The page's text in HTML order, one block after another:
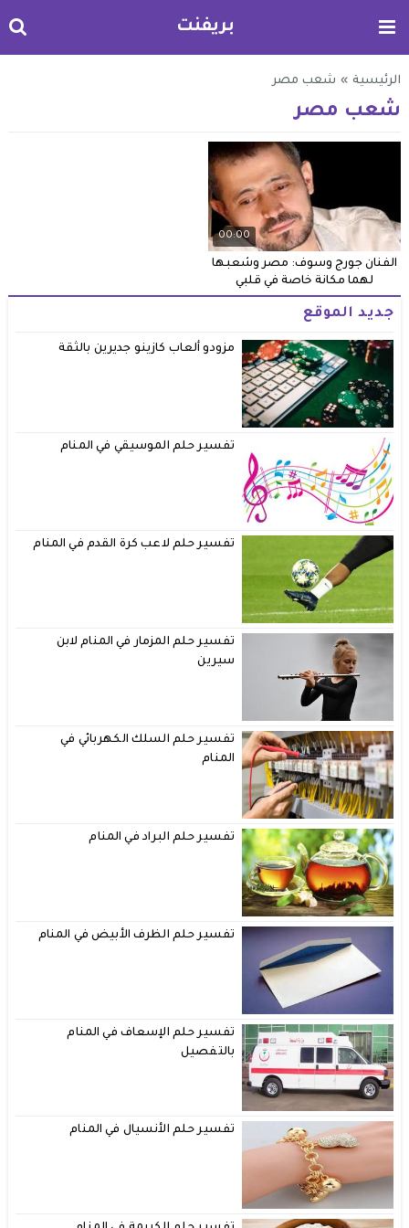
بريفنت
الرئيسية » شعب مصر
شعب مصر
00:00
الفنان جورج وسوف: مصر وشعبها
لهما مكانة خاصة في قلبي
جديد الموقع
مزودو ألعاب كازينو جديرين بالثقة
تفسير حلم الموسيقي في المنام
تفسير حلم لاعب كرة القدم في المنام
تفسير حلم المزمار في المنام لابن
سيرين
تفسير حلم السلك الكهربائي في
المنام
تفسير حلم البراد في المنام
تفسير حلم الظرف الأبيض في المنام
تفسير حلم الإسعاف في المنام
بالتفصيل
تفسير حلم الأنسيال في المنام